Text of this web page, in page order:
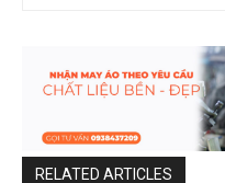
RELATED ARTICLES